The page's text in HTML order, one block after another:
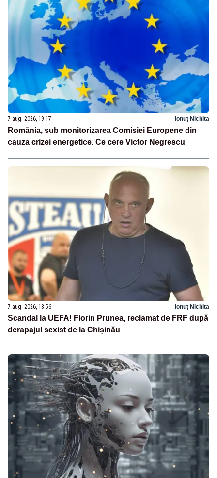
7 aug. 2026, 19:17 Ionuț Nichita
România, sub monitorizarea Comisiei Europene din
cauza crizei energetice. Ce cere Victor Negrescu
7 aug. 2026, 18:56 Ionuț Nichita
Scandal la UEFA! Florin Prunea, reclamat de FRF după
derapajul sexist de la Chișinău